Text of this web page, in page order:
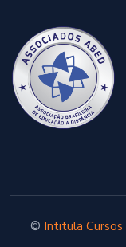
© Intitula Cursos